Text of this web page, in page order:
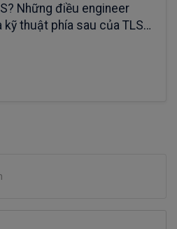
Những điều engineer
thuật phía sau của TLS.